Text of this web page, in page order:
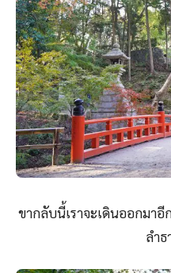
ขากลับนี้เราจะเดินออกมาอี
ลำธ